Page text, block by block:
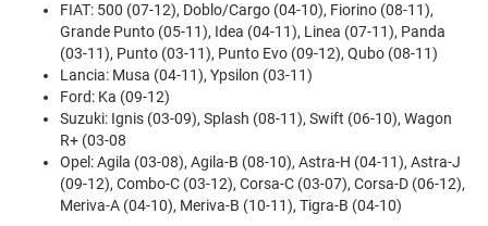
FIAT: 500 (07-12), Doblo/Cargo (04-10), Fiorino (08-11),
Grande Punto (05-11), Idea (04-11), Linea (07-11), Panda
(03-11), Punto (03-11), Punto Evo (09-12), Qubo (08-11)
Lancia: Musa (04-11), Ypsilon (03-11)
Ford: Ka (09-12)
Suzuki: Ignis (03-09), Splash (08-11), Swift (06-10), Wagon
R+ (03-08
Opel: Agila (03-08), Agila-B (08-10), Astra-H (04-11), Astra-J
(09-12), Combo-C (03-12), Corsa-C (03-07), Corsa-D (06-12),
Meriva-A (04-10), Meriva-B (10-11), Tigra-B (04-10)